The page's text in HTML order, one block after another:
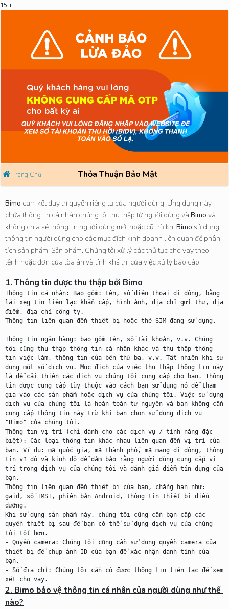
15 +
Trang Chủ Thỏa Thuận Bảo Mật
Bimo cam kết duy trì quyền riêng tư của người dùng. Ứng dụng này
chứa thông tin cá nhân chúng tôi thu thập từ người dùng và Bimo và
không chia sẻ thông tin người dùng mới hoặc cũ trừ khi Bimo sử dụng
thông tin người dùng cho các mục đích kinh doanh liên quan để phân
tích sản phẩm. Sản phẩm. Chúng tôi xử lý các thủ tục cho vay theo
lệnh hoặc đơn của tòa án và tính khả thi của việc xử lý báo cáo.
1. Thông tin được thu thập bởi Bimo
Thông tin cá nhân: Bao gồm: tên, số điện thoại di động, bằng
lái xeg tin liên lạc khẩn cấp, hình ảnh, địa chỉ gửi thư, địa
điểm, địa chỉ công ty.
Thông tin liên quan đến thiết bị hoặc thẻ SIM đang sử dụng.
Thông tin ngân hàng: bao gồm tên, số tài khoản, v.v. Chúng
tôi cũng thu thập thông tin cá nhân khác và thu thập thông
tin việc làm, thông tin của bên thứ ba, v.v. Tất nhiên khi sử
dụng một số dịch vụ. Mục đích của việc thu thập thông tin này
là để cải thiện các dịch vụ chúng tôi cung cấp cho bạn. Thông
tin được cung cấp tùy thuộc vào cách bạn sử dụng nó để tham
gia vào các sản phẩm hoặc dịch vụ của chúng tôi. Việc sử dụng
dịch vụ của chúng tôi là hoàn toàn tự nguyện và bạn không cần
cung cấp thông tin này trừ khi bạn chọn sử dụng dịch vụ
"Bimo" của chúng tôi.
Thông tin vị trí (chỉ dành cho các dịch vụ / tính năng đặc
biệt): Các loại thông tin khác nhau liên quan đến vị trí của
bạn. Ví dụ: mã quốc gia, mã thành phố, mã mạng di động, thông
tin vĩ độ và kinh độ để đảm bảo rằng người dùng cung cấp vị
trí trong dịch vụ của chúng tôi và đánh giá điểm tín dụng của
bạn.
Thông tin liên quan đến thiết bị của bạn, chẳng hạn như:
gaid, số IMSI, phiên bản Android, thông tin thiết bị điều
dưỡng.
Khi sử dụng sản phẩm này, chúng tôi cũng cần bạn cấp các
quyền thiết bị sau để bạn có thể sử dụng dịch vụ của chúng
tôi tốt hơn.
- Quyền camera: Chúng tôi cũng cần sử dụng quyền camera của
thiết bị để chụp ảnh ID của bạn để xác nhận danh tính của
bạn.
- Sổ địa chỉ: Chúng tôi cần có được thông tin liên lạc để xem
2. Bimo bảo vệ thông tin cá nhân của người dùng như thế
nào?